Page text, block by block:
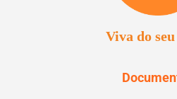
Viva do